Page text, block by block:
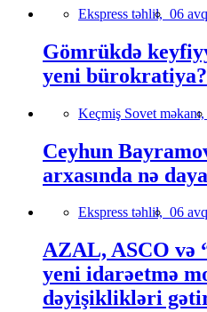
Ekspress təhlil, 06
Gömrükdə
yeni bürokratiya?
Keçmiş Sovet məkanı,
Ceyhun
arxasında nə
Ekspress təhlil, 06
AZAL, ASCO və
yeni idarəetmə
dəyişiklikləri